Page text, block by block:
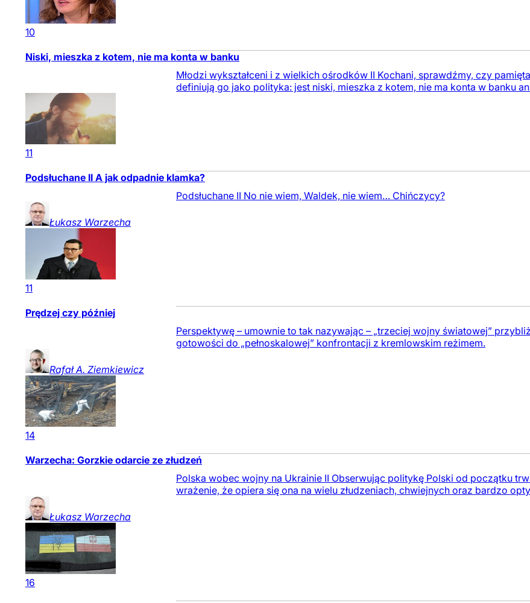
10
Niski, mieszka z kotem, nie ma konta w banku
Młodzi wykształceni i z wielkich ośrodków II Kochani, sprawdźmy, czy
definiują go jako polityka: jest niski, mieszka z kotem, nie ma konta w banku
11
Podsłuchane II A jak odpadnie klamka?
Podsłuchane II No nie wiem, Waldek, nie wiem… Chińczycy?
Łukasz Warzecha
11
Prędzej czy później
Perspektywę – umownie to tak nazywając – „trzeciej wojny światowej”
gotowości do „pełnoskalowej” konfrontacji z kremlowskim reżimem.
Rafał A. Ziemkiewicz
14
Warzecha: Gorzkie odarcie ze złudzeń
Polska wobec wojny na Ukrainie II Obserwując politykę Polski od początku
wrażenie, że opiera się ona na wielu złudzeniach, chwiejnych oraz bardzo
Łukasz Warzecha
16